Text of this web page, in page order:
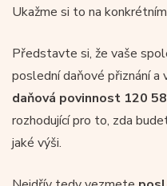
Ukažme si to na
Představte si, že vaše
poslední daňové přiznání a
daňová povinnost 120
rozhodující pro to, zda
jaké výši.